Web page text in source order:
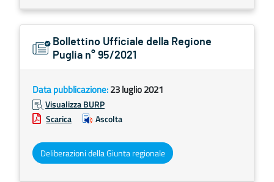
Bollettino Ufficiale della Regione
Puglia n° 95/2021
Data pubblicazione:23 luglio 2021
Visualizza BURP
Scarica
Ascolta
Deliberazioni della Giunta regionale